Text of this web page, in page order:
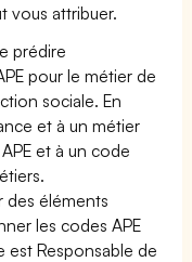
vous attribuer.
prédire
pour le métier de
sociale. En
et à un métier
et à un code
des éléments
les codes APE
est Responsable de